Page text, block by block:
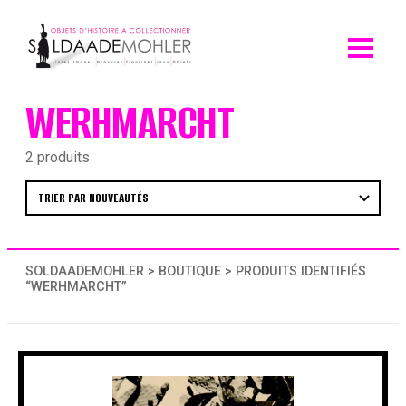
content
WERHMARCHT
2 produits
SOLDAADEMOHLER > BOUTIQUE > PRODUITS IDENTIFIÉS
“WERHMARCHT”